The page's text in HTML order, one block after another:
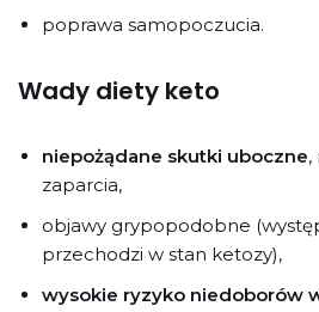
poprawa samopoczucia.
Wady diety keto
niepożądane skutki uboczne,
zaparcia,
objawy grypopodobne
przechodzi w stan ketozy),
wysokie ryzyko niedoborów